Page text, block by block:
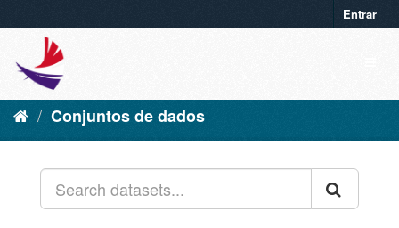
Entrar
Conjuntos de dados